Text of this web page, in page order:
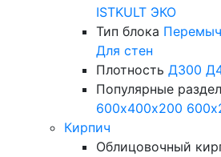
ISTKULT ЭКО
Тип блока
Для стен
Плотность Д300
Популярные
600х400х200
Кирпич
Облицовочный